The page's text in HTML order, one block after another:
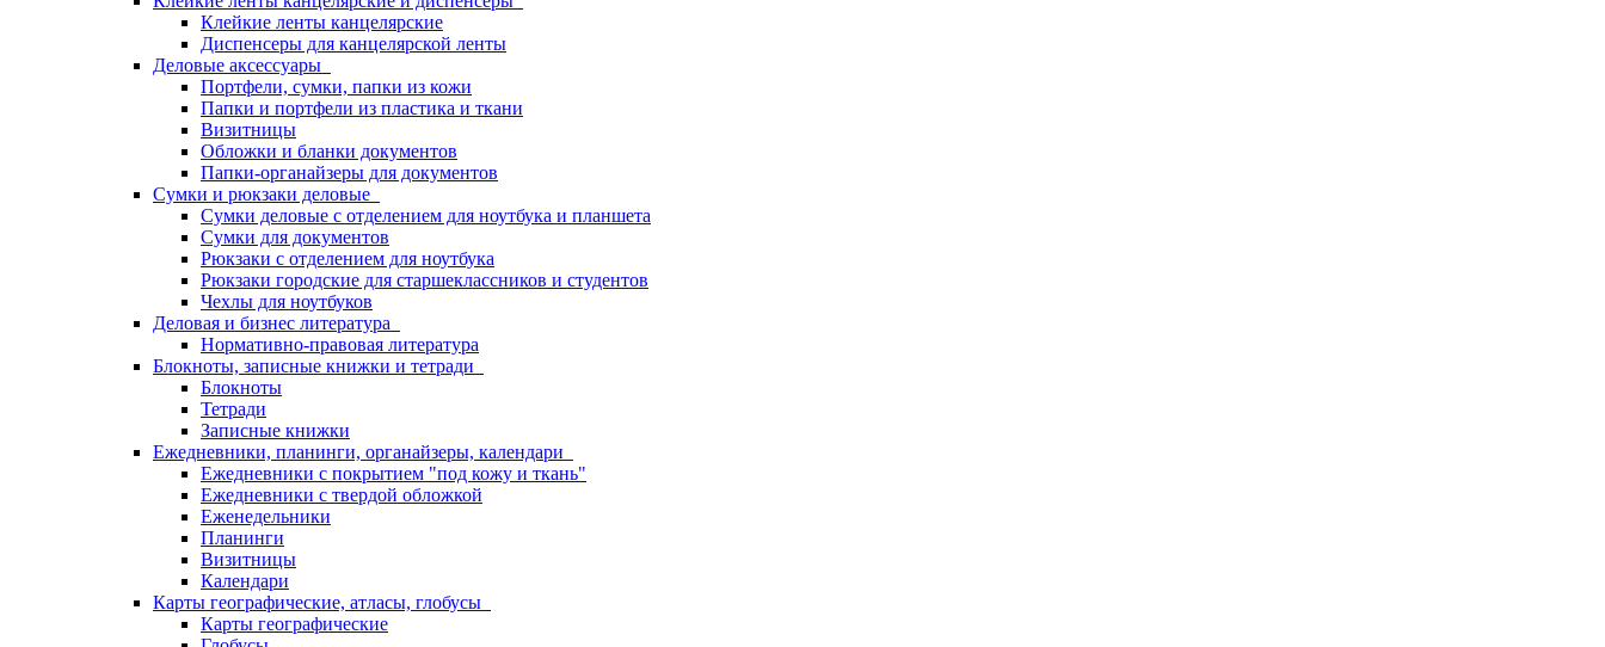
Клейкие ленты канцелярские
Диспенсеры для канцелярской ленты
Деловые аксессуары
Портфели, сумки, папки из кожи
Папки и портфели из пластика и ткани
Визитницы
Обложки и бланки документов
Папки-органайзеры для документов
Сумки и рюкзаки деловые
Сумки деловые с отделением для ноутбука и планшета
Сумки для документов
Рюкзаки с отделением для ноутбука
Рюкзаки городские для старшеклассников и студентов
Чехлы для ноутбуков
Деловая и бизнес литература
Нормативно-правовая литература
Блокноты, записные книжки и тетради
Блокноты
Тетради
Записные книжки
Ежедневники, планинги, органайзеры, календари
Ежедневники с покрытием "под кожу и ткань"
Ежедневники с твердой обложкой
Еженедельники
Планинги
Визитницы
Календари
Карты географические, атласы, глобусы
Карты географические